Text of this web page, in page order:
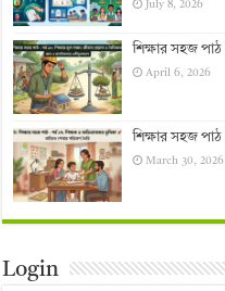
July 8, 2026
শিক্ষার সহজ পাঠ
April 6, 2026
শিক্ষার সহজ পাঠ
March 30, 2026
Login